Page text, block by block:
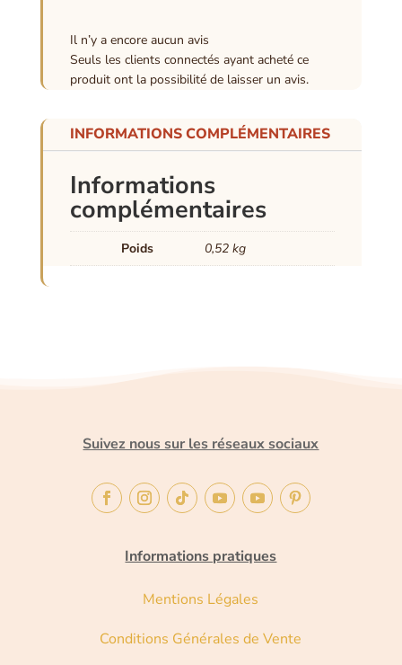
Il n’y a encore aucun avis
Seuls les clients connectés ayant acheté ce
produit ont la possibilité de laisser un avis.
INFORMATIONS COMPLÉMENTAIRES
Informations
complémentaires
Poids 0,52 kg
Suivez nous sur les réseaux sociaux
Informations pratiques
Mentions Légales
Conditions Générales de Vente